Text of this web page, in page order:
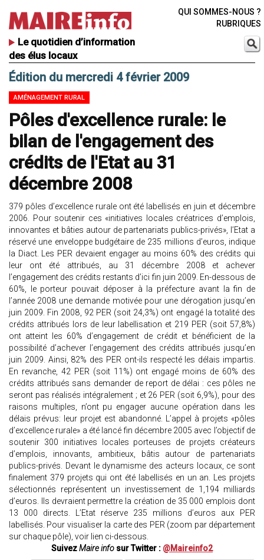
Le quotidien d’information
des élus locaux
QUI SOMMES-NOUS ?
RUBRIQUES
Édition du mercredi 4 février 2009
AMÉNAGEMENT RURAL
Pôles d'excellence rurale: le
bilan de l'engagement des
crédits de l'Etat au 31
décembre 2008
379 pôles d’excellence rurale ont été labellisés en juin et décembre
2006. Pour soutenir ces «initiatives locales créatrices d’emplois,
innovantes et bâties autour de partenariats publics-privés», l’Etat a
réservé une enveloppe budgétaire de 235 millions d’euros, indique
la Diact. Les PER devaient engager au moins 60% des crédits qui
leur ont été attribués, au 31 décembre 2008 et achever
l’engagement des crédits restants d’ici fin juin 2009. En-dessous de
60%, le porteur pouvait déposer à la préfecture avant la fin de
l’année 2008 une demande motivée pour une dérogation jusqu’en
juin 2009. Fin 2008, 92 PER (soit 24,3%) ont engagé la totalité des
crédits attribués lors de leur labellisation et 219 PER (soit 57,8%)
ont atteint les 60% d’engagement de crédit et bénéficient de la
possibilité d’achever l’engagement des crédits attribués jusqu’en
juin 2009. Ainsi, 82% des PER ont-ils respecté les délais impartis.
En revanche, 42 PER (soit 11%) ont engagé moins de 60% des
crédits attribués sans demander de report de délai : ces pôles ne
seront pas réalisés intégralement ; et 26 PER (soit 6,9%), pour des
raisons multiples, n’ont pu engager aucune opération dans les
délais prévus: leur projet est abandonné. L’appel à projets «pôles
d’excellence rurale» a été lancé fin décembre 2005 avec l’objectif de
soutenir 300 initiatives locales porteuses de projets créateurs
d’emplois, innovants, ambitieux, bâtis autour de partenariats
publics-privés. Devant le dynamisme des acteurs locaux, ce sont
finalement 379 projets qui ont été labellisés en un an. Les projets
sélectionnés représentent un investissement de 1,194 milliards
d’euros. Ils devraient permettre la création de 35 000 emplois dont
13 000 directs. L’Etat réserve 235 millions d’euros aux PER
labellisés. Pour visualiser la carte des PER (zoom par département
sur chaque pôle), voir lien ci-dessous.
SuivezMaire info sur Twitter : @Maireinfo2